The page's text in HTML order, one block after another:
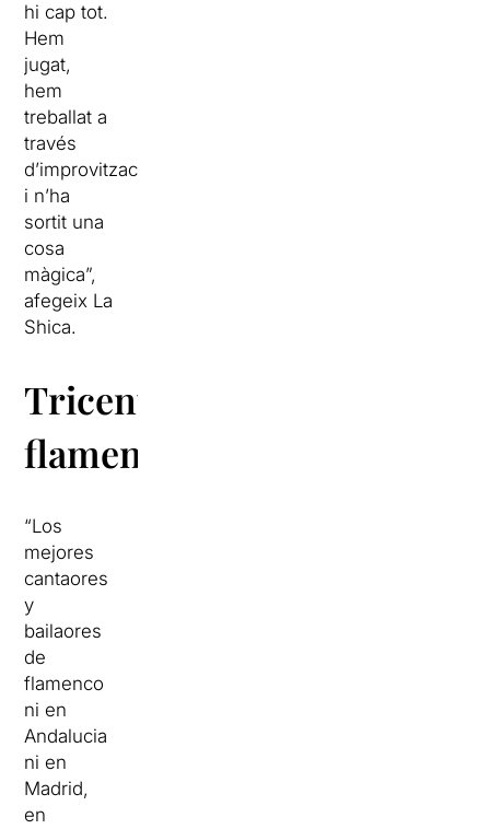
hi cap tot.
Hem
jugat,
hem
treballat a
través
d’improvitzacions
i n’ha
sortit una
cosa
màgica”,
afegeix La
Shica.
Tricentenari
flamenco
“Los
mejores
cantaores
y
bailaores
de
flamenco
ni en
Andalucia
ni en
Madrid,
en